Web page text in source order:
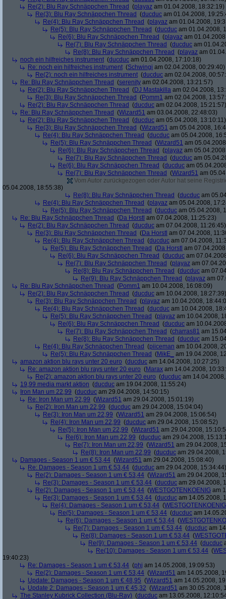
Re(2): Blu Ray Schnäppchen Thread (playaz am 01.04.2008, 18:32:19)
Re(3): Blu Ray Schnäppchen Thread (ducduc am 01.04.2008,
Re(4): Blu Ray Schnäppchen Thread (playaz am 01.04.2008,
Re(5): Blu Ray Schnäppchen Thread (ducduc am 01.04.2008,
Re(6): Blu Ray Schnäppchen Thread (playaz am
Re(7): Blu Ray Schnäppchen Thread (ducduc am
Re(8): Blu Ray Schnäppchen Thread (playaz am
noch ein hilfreiches instrument (ducduc am 01.04.2008, 17:10:18)
Re: noch ein hilfreiches instrument (Schwingi am 02.04.2008, 00:29:40)
Re(2): noch ein hilfreiches instrument (ducduc am 02.04.2008,
Re: Blu Ray Schnäppchen Thread (serenity am 02.04.2008, 13:21:57)
Re(2): Blu Ray Schnäppchen Thread (DJ Mastakilla am 02.04.2008,
Re(3): Blu Ray Schnäppchen Thread (Pomm1 am 02.04.2008,
Re(2): Blu Ray Schnäppchen Thread (ducduc am 02.04.2008, 15:21:57)
Re: Blu Ray Schnäppchen Thread (Wizard51 am 03.04.2008, 22:48:03)
Re(2): Blu Ray Schnäppchen Thread (ducduc am 05.04.2008, 13:10:11)
Re(3): Blu Ray Schnäppchen Thread (Wizard51 am 05.04.2008,
Re(4): Blu Ray Schnäppchen Thread (ducduc am 05.04.2008,
Re(5): Blu Ray Schnäppchen Thread (Wizard51 am
Re(6): Blu Ray Schnäppchen Thread (playaz am
Re(7): Blu Ray Schnäppchen Thread (ducduc am
Re(6): Blu Ray Schnäppchen Thread (ducduc am
Re(7): Blu Ray Schnäppchen Thread (Wizard51 am
Vom Autor zurückgezogen oder Autor hat seine
05.04.2008, 18:55:38)
Re(8): Blu Ray Schnäppchen Thread (ducduc am
Re(4): Blu Ray Schnäppchen Thread (playaz am 05.04.2008,
Re(5): Blu Ray Schnäppchen Thread (ducduc am 05.04.2008,
Re: Blu Ray Schnäppchen Thread (Da Horstl am 07.04.2008, 11:25:23)
Re(2): Blu Ray Schnäppchen Thread (ducduc am 07.04.2008, 11:26:45)
Re(3): Blu Ray Schnäppchen Thread (Da Horstl am 07.04.2008,
Re(4): Blu Ray Schnäppchen Thread (ducduc am 07.04.2008,
Re(5): Blu Ray Schnäppchen Thread (Da Horstl am
Re(6): Blu Ray Schnäppchen Thread (ducduc am
Re(7): Blu Ray Schnäppchen Thread (playaz am
Re(8): Blu Ray Schnäppchen Thread (ducduc am
Re(9): Blu Ray Schnäppchen Thread (playaz am
Re: Blu Ray Schnäppchen Thread (Pomm1 am 10.04.2008, 16:08:09)
Re(2): Blu Ray Schnäppchen Thread (ducduc am 10.04.2008, 18:27:39)
Re(3): Blu Ray Schnäppchen Thread (playaz am 10.04.2008,
Re(4): Blu Ray Schnäppchen Thread (ducduc am 10.04.2008,
Re(5): Blu Ray Schnäppchen Thread (playaz am 10.04.2008,
Re(6): Blu Ray Schnäppchen Thread (ducduc am
Re(7): Blu Ray Schnäppchen Thread (charras81 am
Re(8): Blu Ray Schnäppchen Thread (ducduc am
Re(4): Blu Ray Schnäppchen Thread (piiceman am 10.04.2008,
Re(5): Blu Ray Schnäppchen Thread (MikE_
am 19.04.2008,
amazon aktion blu rays unter 20 euro (ducduc am 14.04.2008, 10:27:25)
Re: amazon aktion blu rays unter 20 euro (Marax am 14.04.2008,
Re(2): amazon aktion blu rays unter 20 euro (ducduc am
19,99 media markt aktion (ducduc am 19.04.2008, 11:55:24)
Iron Man um 22,99 (ducduc am 29.04.2008, 14:50:15)
Re: Iron Man um 22,99 (Wizard51 am 29.04.2008, 15:01:19)
Re(2): Iron Man um 22,99 (ducduc am 29.04.2008, 15:04:04)
Re(3): Iron Man um 22,99 (Wizard51 am 29.04.2008, 15:06:54)
Re(4): Iron Man um 22,99 (ducduc am 29.04.2008, 15:08:52)
Re(5): Iron Man um 22,99 (Wizard51 am 29.04.2008,
Re(6): Iron Man um 22,99 (ducduc am 29.04.2008,
Re(7): Iron Man um 22,99 (Wizard51 am 29.04.2008,
Re(8): Iron Man um 22,99 (ducduc am 29.04.2008,
Damages - Season 1 um € 53,44 (Wizard51 am 29.04.2008, 15:08:40)
Re: Damages - Season 1 um € 53,44 (ducduc am 29.04.2008, 15:34:44)
Re(2): Damages - Season 1 um € 53,44 (Wizard51 am 29.04.2008,
Re(3): Damages - Season 1 um € 53,44 (ducduc am 29.04.2008,
Re(2): Damages - Season 1 um € 53,44 (WESTGOTENKOENIG am
Re(3): Damages - Season 1 um € 53,44 (ducduc am 14.05.2008,
Re(4): Damages - Season 1 um € 53,44 (WESTGOTENKOENIG
Re(5): Damages - Season 1 um € 53,44 (ducduc am
Re(6): Damages - Season 1 um € 53,44 (
Re(7): Damages - Season 1 um € 53,44 (ducduc am
Re(8): Damages - Season 1 um € 53,44 (
Re(9): Damages - Season 1 um € 53,44 (ducduc
Re(10): Damages - Season 1 um € 53,44 (
19:40:23)
Re: Damages - Season 1 um € 53,44 (phj am 14.05.2008, 19:09:53)
Re(2): Damages - Season 1 um € 53,44 (Wizard51 am 14.05.2008,
Update: Damages - Season 1 um € 48,95 (Wizard51 am 14.05.2008,
Update 2: Damages - Season 1 um € 45,32 (Wizard51 am 30.05.2008,
The Stanley Kubrick Collection (Blu-Ray) (ducduc am 13.05.2008,